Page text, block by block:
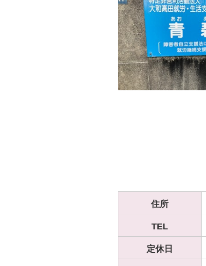
住所
TEL
定休日